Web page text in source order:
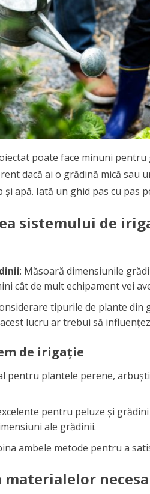
poate face minuni
dacă ai o grădină mică sau
apă. Iată un ghid pas cu pas
sistemului de
: Măsoară dimensiunile
cât de mult echipament vei
tipurile de plante din
lucru ar trebui să
de irigație
pentru plantele perene,
pentru peluze și
ale grădinii.
ambele metode pentru a
materialelor